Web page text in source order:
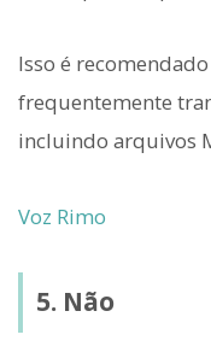
Isso é
frequentemente
incluindo arquivos
Voz Rimo
5. Não